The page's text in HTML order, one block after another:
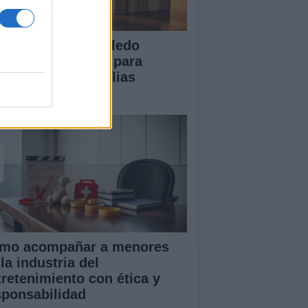
Diputación de Toledo
iniciativas para
a las familias
acompañar a menores
industria del
con ética y